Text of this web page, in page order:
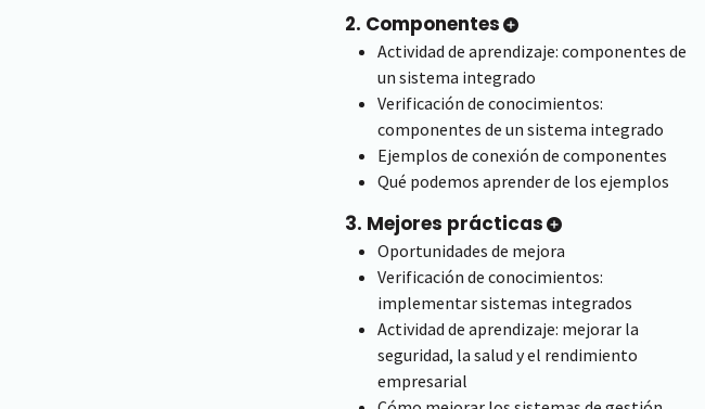
2. Componentes
Actividad de aprendizaje: componentes de
un sistema integrado
Verificación de conocimientos:
componentes de un sistema integrado
Ejemplos de conexión de componentes
Qué podemos aprender de los ejemplos
3. Mejores prácticas
Oportunidades de mejora
Verificación de conocimientos:
implementar sistemas integrados
Actividad de aprendizaje: mejorar la
seguridad, la salud y el rendimiento
empresarial